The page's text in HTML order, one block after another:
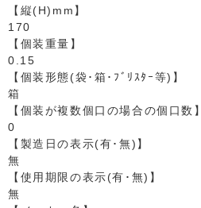
【縦(H)mm】
170
【個装重量】
0.15
【個装形態(袋･箱･ﾌﾞﾘｽﾀｰ等)】
箱
【個装が複数個口の場合の個口数】
0
【製造日の表示(有･無)】
無
【使用期限の表示(有･無)】
無